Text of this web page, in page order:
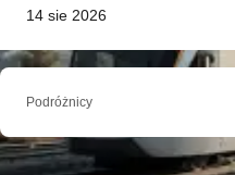
14 sie 2026
Podróżnicy